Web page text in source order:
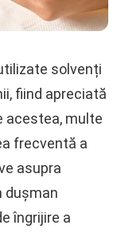
solvenți
fiind apreciată
acestea, multe
frecventă a
asupra
dușman
îngrijire a